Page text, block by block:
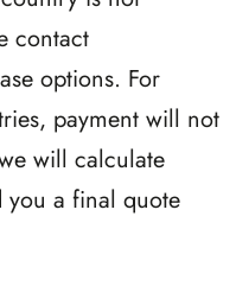
PAGINE 6
contact
options. For
payment will not
will calculate
you a final quote